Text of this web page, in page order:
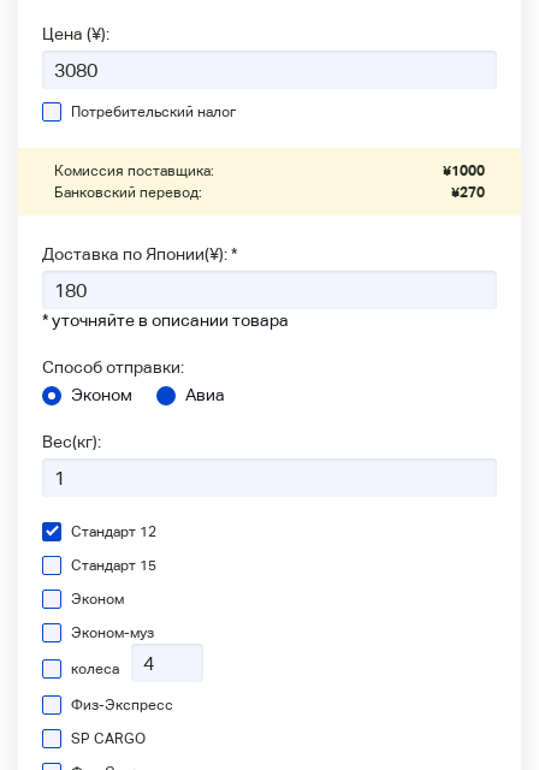
Цена (¥):
Потребительский налог
Комиссия поставщика: ¥1000
Банковский перевод:
¥270
Доставка по Японии(¥): *
* уточняйте в описании товара
Способ отправки:
Эконом
Авиа
Вес(кг):
Стандарт 12
Стандарт 15
Эконом
Эконом-муз
колеса
Физ-Экспресс
SP CARGO